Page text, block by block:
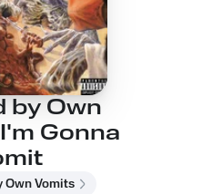
by Own
Gonna
Own Vomits